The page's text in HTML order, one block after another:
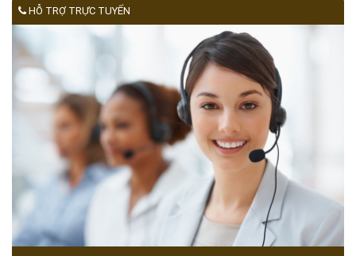
HỖ TRỢ TRỰC TUYẾN